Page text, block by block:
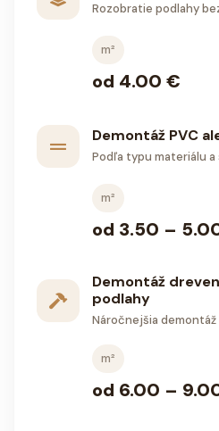
Rozobratie podlahy
m²
od 4.00 €
Demontáž PVC
Podľa typu materiálu
m²
od 3.50 –
Demontáž
podlahy
Náročnejšia
m²
od 6.00 –